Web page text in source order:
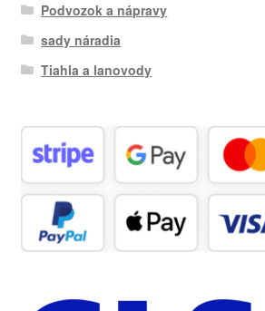
Podvozok a nápravy
sady náradia
Tiahla a lanovody